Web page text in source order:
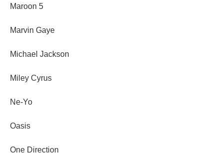
Maroon 5
Marvin Gaye
Michael Jackson
Miley Cyrus
Ne-Yo
Oasis
One Direction